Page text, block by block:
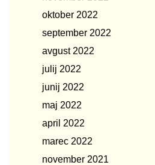
oktober 2022
september 2022
avgust 2022
julij 2022
junij 2022
maj 2022
april 2022
marec 2022
november 2021